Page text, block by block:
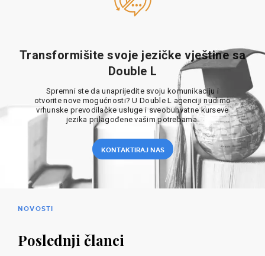
Transformišite svoje jezičke vještine sa
Double L
Spremni ste da unaprijedite svoju komunikaciju i
otvorite nove mogućnosti? U Double L agenciji nudimo
vrhunske prevodilačke usluge i sveobuhvatne kurseve
jezika prilagođene vašim potrebama.
KONTAKTIRAJ NAS
NOVOSTI
Poslednji članci